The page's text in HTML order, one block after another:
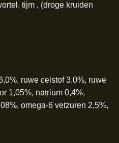
tijm , (droge kruiden
ruwe celstof 3,0%, ruwe
1,05%, natrium 0,4%,
omega-6 vetzuren 2,5%,